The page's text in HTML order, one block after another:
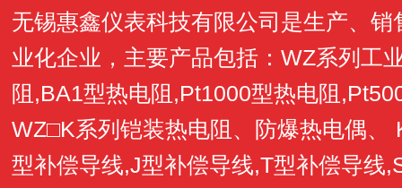
无锡惠鑫仪表科技有限公司是生产、销
业化企业，主要产品包括：WZ系列工
阻,BA1型热电阻,Pt1000型热电阻
WZ□K系列铠装热电阻、防爆热电偶、
型补偿导线,J型补偿导线,T型补偿导线